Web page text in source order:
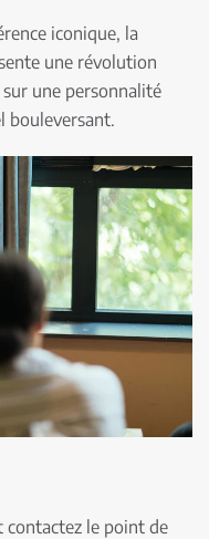
iconique, la
une révolution
une personnalité
bouleversant.
contactez le point de